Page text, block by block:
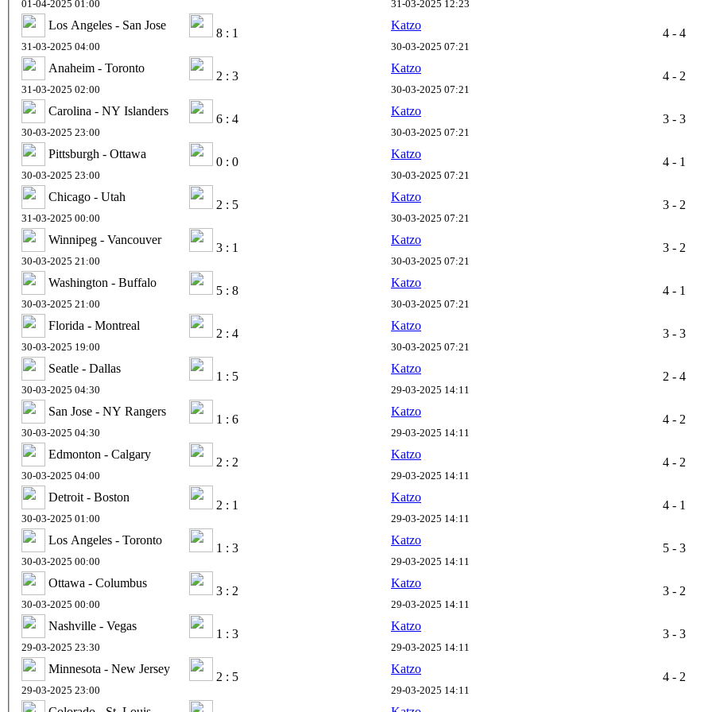
01-04-2025 01:00 31-03-2025 12:23
Los Angeles - San Jose
8 : 1
Katzo
4 - 4
31-03-2025 04:00 30-03-2025 07:21
Anaheim - Toronto
2 : 3
Katzo
4 - 2
31-03-2025 02:00 30-03-2025 07:21
Carolina - NY Islanders
6 : 4
Katzo
3 - 3
30-03-2025 23:00 30-03-2025 07:21
Pittsburgh - Ottawa
0 : 0
Katzo
4 - 1
30-03-2025 23:00 30-03-2025 07:21
Chicago - Utah
2 : 5
Katzo
3 - 2
31-03-2025 00:00 30-03-2025 07:21
Winnipeg - Vancouver
3 : 1
Katzo
3 - 2
30-03-2025 21:00 30-03-2025 07:21
Washington - Buffalo
5 : 8
Katzo
4 - 1
30-03-2025 21:00 30-03-2025 07:21
Florida - Montreal
2 : 4
Katzo
3 - 3
30-03-2025 19:00 30-03-2025 07:21
Seatle - Dallas
1 : 5
Katzo
2 - 4
30-03-2025 04:30 29-03-2025 14:11
San Jose - NY Rangers
1 : 6
Katzo
4 - 2
30-03-2025 04:30 29-03-2025 14:11
Edmonton - Calgary
2 : 2
Katzo
4 - 2
30-03-2025 04:00 29-03-2025 14:11
Detroit - Boston
2 : 1
Katzo
4 - 1
30-03-2025 01:00 29-03-2025 14:11
Los Angeles - Toronto
1 : 3
Katzo
5 - 3
30-03-2025 00:00 29-03-2025 14:11
Ottawa - Columbus
3 : 2
Katzo
3 - 2
30-03-2025 00:00 29-03-2025 14:11
Nashville - Vegas
1 : 3
Katzo
3 - 3
29-03-2025 23:30 29-03-2025 14:11
Minnesota - New Jersey
2 : 5
Katzo
4 - 2
29-03-2025 23:00 29-03-2025 14:11